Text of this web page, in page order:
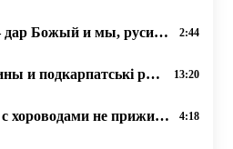
Кирилиця – дар Божый и мы, русины, не можеме отказатися от нея! 2:44
Лемкы-русины и подкарпатські русины – народ-мученик, 21.07.2020 13:20
Масляниця с хороводами не прижилася русинам, но палачінты АЙ! 4:18